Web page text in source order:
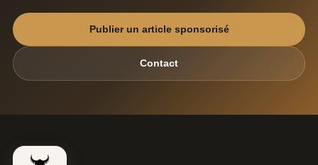
Publier un article sponsorisé
Contact